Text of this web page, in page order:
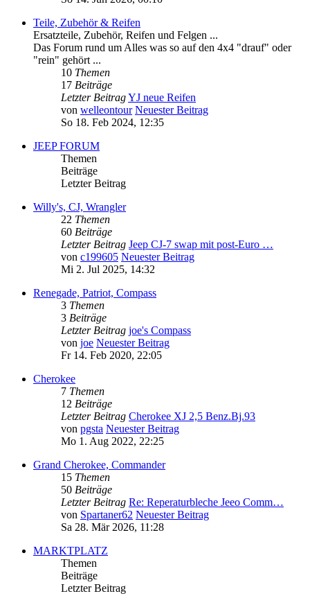
Teile, Zubehör & Reifen
Ersatzteile, Zubehör, Reifen und Felgen ...
Das Forum rund um Alles was so auf den 4x4 "drauf" oder
"rein" gehört ...
10 Themen
17 Beiträge
Letzter BeitragYJ neue Reifen
von welleontour Neuester Beitrag
So 18. Feb 2024, 12:35
JEEP FORUM
Themen
Beiträge
Letzter Beitrag
Willy's, CJ, Wrangler
22 Themen
60 Beiträge
Letzter Beitrag Jeep CJ-7 swap mit post-Euro …
von c199605 Neuester Beitrag
Mi 2. Jul 2025, 14:32
Renegade, Patriot, Compass
3 Themen
3 Beiträge
Letzter Beitrag joe's Compass
von joe Neuester Beitrag
Fr 14. Feb 2020, 22:05
Cherokee
7 Themen
12 Beiträge
Letzter Beitrag Cherokee XJ 2,5 Benz.Bj.93
von pgsta Neuester Beitrag
Mo 1. Aug 2022, 22:25
Grand Cherokee, Commander
15 Themen
50 Beiträge
Letzter Beitrag Re: Reperaturbleche Jeeo Comm…
von Spartaner62 Neuester Beitrag
Sa 28. Mär 2026, 11:28
MARKTPLATZ
Themen
Beiträge
Letzter Beitrag